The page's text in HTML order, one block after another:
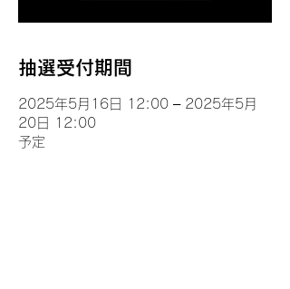
抽選受付期間
2025年5月16日 12:00 – 2025年5月
20日 12:00
予定